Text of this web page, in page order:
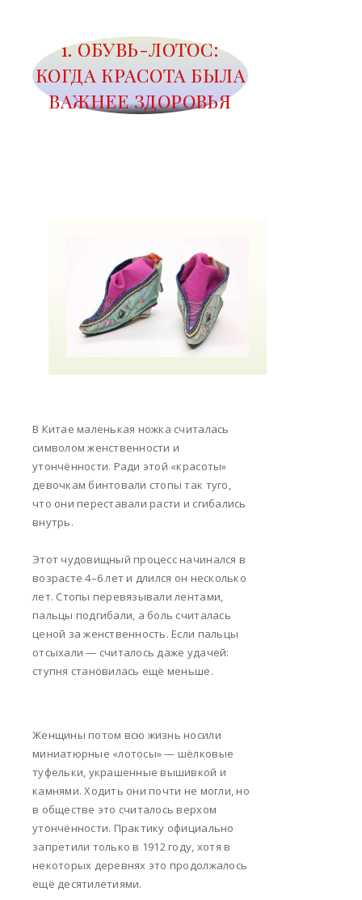
1. ОБУВЬ-ЛОТОС:
КОГДА КРАСОТА БЫЛА
ВАЖНЕЕ ЗДОРОВЬЯ
В Китае маленькая ножка считалась
символом женственности и
утончённости. Ради этой «красоты»
девочкам бинтовали стопы так туго,
что они переставали расти и сгибались
внутрь.
Этот чудовищный процесс начинался в
возрасте 4–6 лет и длился он несколько
лет. Стопы перевязывали лентами,
пальцы подгибали, а боль считалась
ценой за женственность. Если пальцы
отсыхали — считалось даже удачей:
ступня становилась ещё меньше.
Женщины потом всю жизнь носили
миниатюрные «лотосы» — шёлковые
туфельки, украшенные вышивкой и
камнями. Ходить они почти не могли, но
в обществе это считалось верхом
утончённости. Практику официально
запретили только в 1912 году, хотя в
некоторых деревнях это продолжалось
ещё десятилетиями.